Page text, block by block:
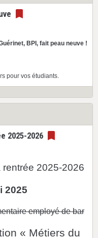
BPI, fait peau neuve !
pour vos étudiants.
2025-2026
2025-2026
2025
employé de bar
« Métiers du